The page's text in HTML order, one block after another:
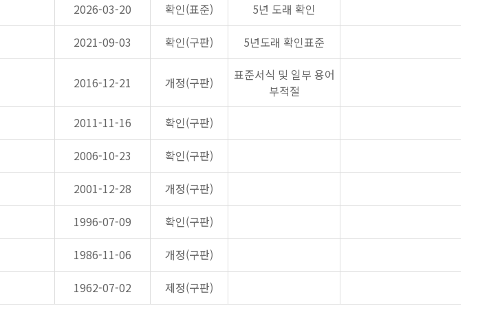
2026-03-20 확인(표준) 5년 도래 확인
2021-09-03 확인(구판) 5년도래 확인표준
2016-12-21 개정(구판)
표준서식 및 일부 용어
부적절
2011-11-16 확인(구판)
2006-10-23 확인(구판)
2001-12-28 개정(구판)
1996-07-09 확인(구판)
1986-11-06 개정(구판)
1962-07-02 제정(구판)